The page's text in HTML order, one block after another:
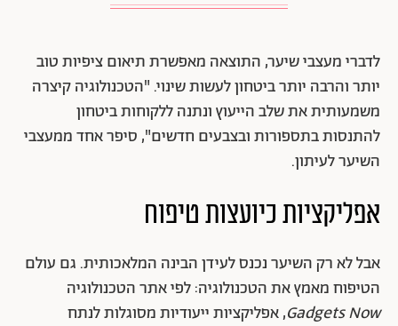
לדברי מעצבי שיער, התוצאה מאפשרת תיאום ציפיות טוב
יותר והרבה יותר ביטחון לעשות שינוי. "הטכנולוגיה קיצרה
משמעותית את שלב הייעוץ ונתנה ללקוחות ביטחון
להתנסות בתספורות ובצבעים חדשים", סיפר אחד ממעצבי
השיער לעיתון.
אפליקציות כיועצות טיפוח
אבל לא רק השיער נכנס לעידן הבינה המלאכותית. גם עולם
הטיפוח מאמץ את הטכנולוגיה: לפי אתר הטכנולוגיה
Gadgets Now, אפליקציות ייעודיות מסוגלות לנתח